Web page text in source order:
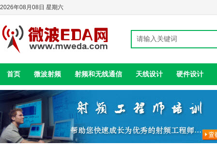
2026年08月08日 星期六
首页 微波射频 射频和无线通信 天线设计 硬件设计